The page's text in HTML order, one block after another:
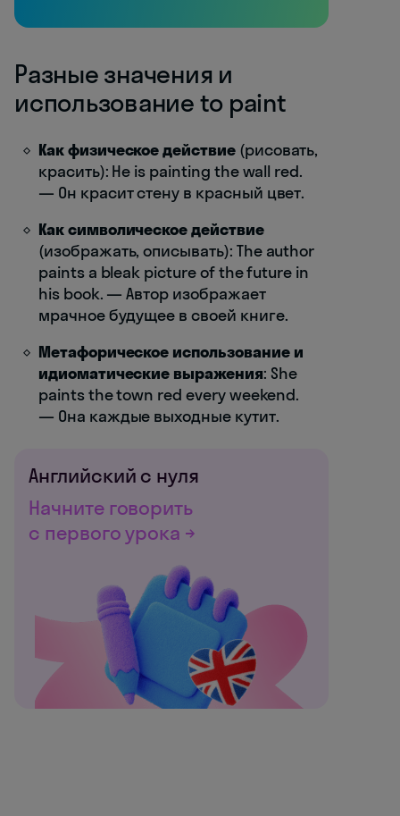
Разные значения и
использование to paint
Как физическое действие(рисовать,
красить): He is painting the wall red.
— Он красит стену в красный цвет.
Как символическое действие
(изображать, описывать): The author
paints a bleak picture of the future in
his book. — Автор изображает
мрачное будущее в своей книге.
Метафорическое использование и
идиоматические выражения: She
paints the town red every weekend.
— Она каждые выходные кутит.
Английский с нуля
Начните говорить
с первого урока →